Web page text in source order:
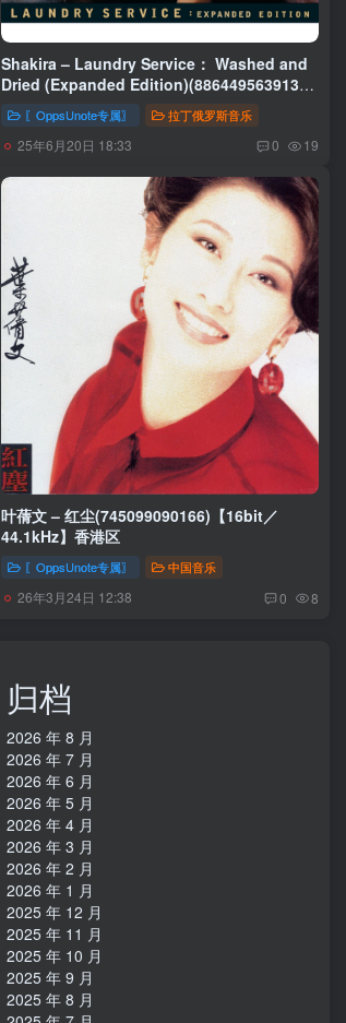
Shakira – Laundry Service： Washed and
Dried (Expanded Edition)(886449563913)
【16bit／44.1kHz】土耳其区
〖OppsUnote专属〗 拉丁俄罗斯音乐
25年6月20日 18:33 0 19
叶蒨文 – 红尘(745099090166)【16bit／
44.1kHz】香港区
〖OppsUnote专属〗 中国音乐
26年3月24日 12:38 0 8
归档
2026 年 8 月
2026 年 7 月
2026 年 6 月
2026 年 5 月
2026 年 4 月
2026 年 3 月
2026 年 2 月
2026 年 1 月
2025 年 12 月
2025 年 11 月
2025 年 10 月
2025 年 9 月
2025 年 8 月